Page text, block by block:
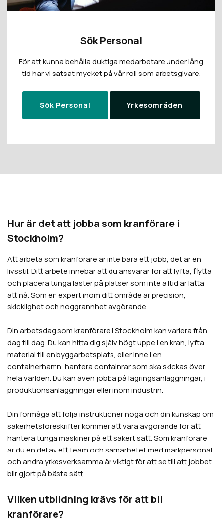
Sök Personal
För att kunna behålla duktiga medarbetare under lång
tid har vi satsat mycket på vår roll som arbetsgivare.
Sök Personal Yrkesområden
Hur är det att jobba som kranförare i
Stockholm?
Att arbeta som kranförare är inte bara ett jobb; det är en
livsstil. Ditt arbete innebär att du ansvarar för att lyfta, flytta
och placera tunga laster på platser som inte alltid är lätta
att nå. Som en expert inom ditt område är precision,
skicklighet och noggrannhet avgörande.
Din arbetsdag som kranförare i Stockholm kan variera från
dag till dag. Du kan hitta dig själv högt uppe i en kran, lyfta
material till en byggarbetsplats, eller inne i en
containerhamn, hantera containrar som ska skickas över
hela världen. Du kan även jobba på lagringsanläggningar, i
produktionsanläggningar eller inom industrin.
Din förmåga att följa instruktioner noga och din kunskap om
säkerhetsföreskrifter kommer att vara avgörande för att
hantera tunga maskiner på ett säkert sätt. Som kranförare
är du en del av ett team och samarbetet med markpersonal
och andra yrkesverksamma är viktigt för att se till att jobbet
blir gjort på bästa sätt.
Vilken utbildning krävs för att bli
kranförare?